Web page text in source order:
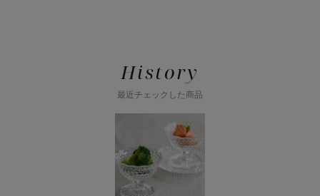
History
最近チェックした商品